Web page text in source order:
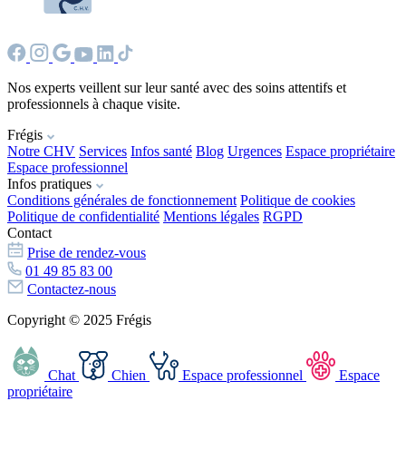
Nos experts veillent sur leur santé avec des soins attentifs et
professionnels à chaque visite.
Frégis
Notre CHV Services Infos santé Blog Urgences Espace propriétaire
Espace professionnel
Infos pratiques
Conditions générales de fonctionnement Politique de cookies
Politique de confidentialité Mentions légales RGPD
Contact
Prise de rendez-vous
01 49 85 83 00
Contactez-nous
Copyright © 2025 Frégis
Chat Chien Espace professionnel
Espace
propriétaire